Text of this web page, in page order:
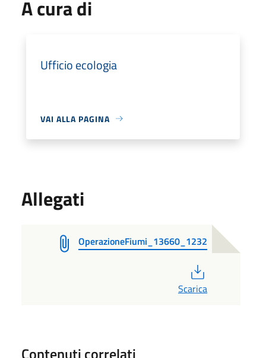
A cura di
Ufficio ecologia
VAI ALLA PAGINA
Allegati
OperazioneFiumi_13660_1232
Scarica
Contenuti correlati